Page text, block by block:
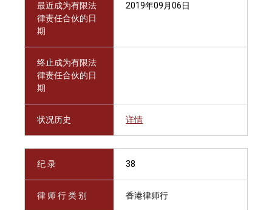
最近成为有限法
律责任合伙的日
期
2019年09月06日
终止成为有限法
律责任合伙的日
期
状况历史 详情
纪 录 38
律 师 行 类 别 香港律师行